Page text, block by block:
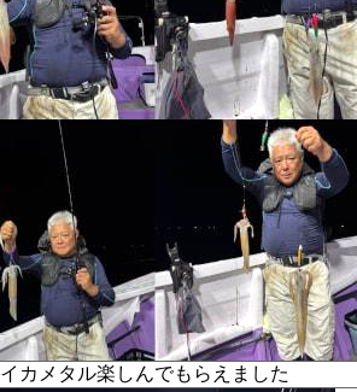
イカメタル楽しんでもらえました